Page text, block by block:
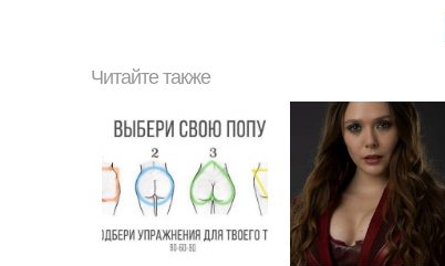
Читайте также